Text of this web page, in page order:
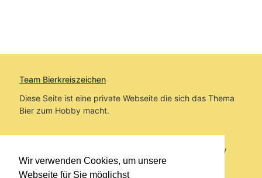
Wir verwenden Cookies, um unsere
Webseite für Sie möglichst
Team Bierkreiszeichen
Diese Seite ist eine private Webseite die sich das Thema
Bier zum Hobby macht.
Sie befinden sich auf https://www.bierkreiszeichen.at/
im Pfad:Bierkreiszeichen/Gesammelte Biere